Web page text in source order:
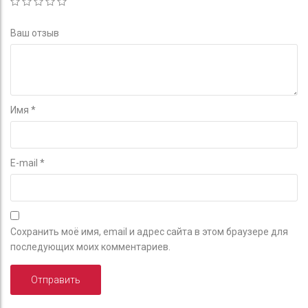
Ваш отзыв
Имя *
E-mail *
Сохранить моё имя, email и адрес сайта в этом браузере для
последующих моих комментариев.